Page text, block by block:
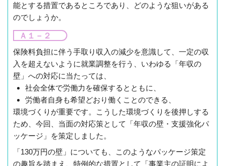
能とする措置であるところであり、どのような狙いがある
のでしょうか。
Ａ１－２
保険料負担に伴う手取り収入の減少を意識して、一定の収
入を超えないように就業調整を行う、いわゆる「年収の
壁」への対応に当たっては、
社会全体で労働力を確保するとともに、
労働者自身も希望どおり働くことのできる、
環境づくりが重要です。こうした環境づくりを後押しする
ため、今回、当面の対応策として「年収の壁・支援強化パ
ッケージ」を策定しました。
「130万円の壁」についても、このようなパッケージ策定
の趣旨を踏まえ、特例的な措置として「事業主の証明によ